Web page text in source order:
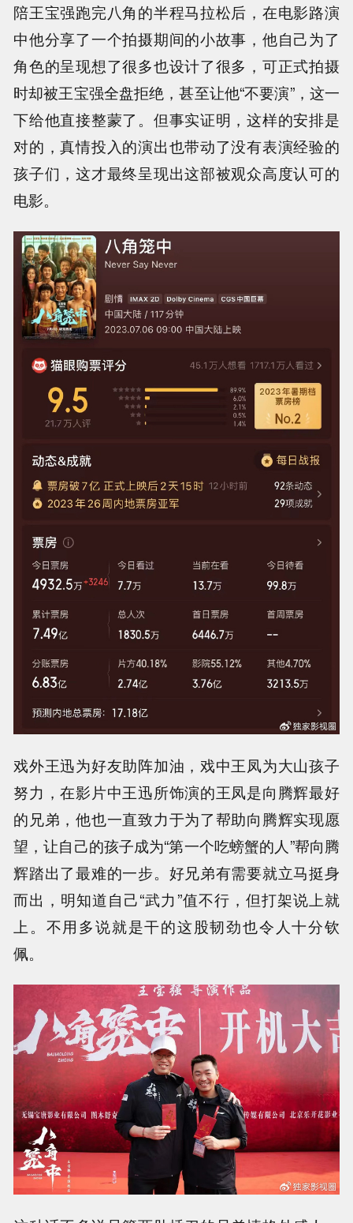
陪王宝强跑完八角的半程马拉松后，在电影路演
中他分享了一个拍摄期间的小故事，他自己为了
角色的呈现想了很多也设计了很多，可正式拍摄
时却被王宝强全盘拒绝，甚至让他“不要演”，这一
下给他直接整蒙了。但事实证明，这样的安排是
对的，真情投入的演出也带动了没有表演经验的
孩子们，这才最终呈现出这部被观众高度认可的
电影。
戏外王迅为好友助阵加油，戏中王凤为大山孩子
努力，在影片中王迅所饰演的王凤是向腾辉最好
的兄弟，他也一直致力于为了帮助向腾辉实现愿
望，让自己的孩子成为“第一个吃螃蟹的人”帮向腾
辉踏出了最难的一步。好兄弟有需要就立马挺身
而出，明知道自己“武力”值不行，但打架说上就
上。不用多说就是干的这股韧劲也令人十分钦
佩。